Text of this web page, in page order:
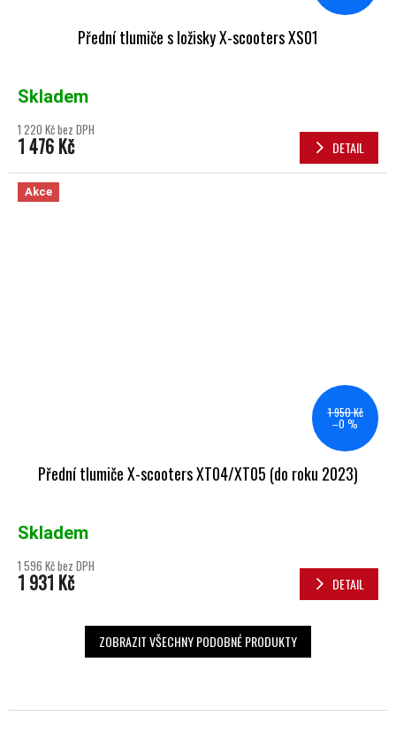
Přední tlumiče s ložisky X-scooters XS01
Skladem
1 220 Kč bez DPH
1 476 Kč DETAIL
Akce
1 950 Kč
–0 %
Přední tlumiče X-scooters XT04/XT05 (do roku 2023)
Skladem
1 596 Kč bez DPH
1 931 Kč DETAIL
ZOBRAZIT VŠECHNY PODOBNÉ PRODUKTY